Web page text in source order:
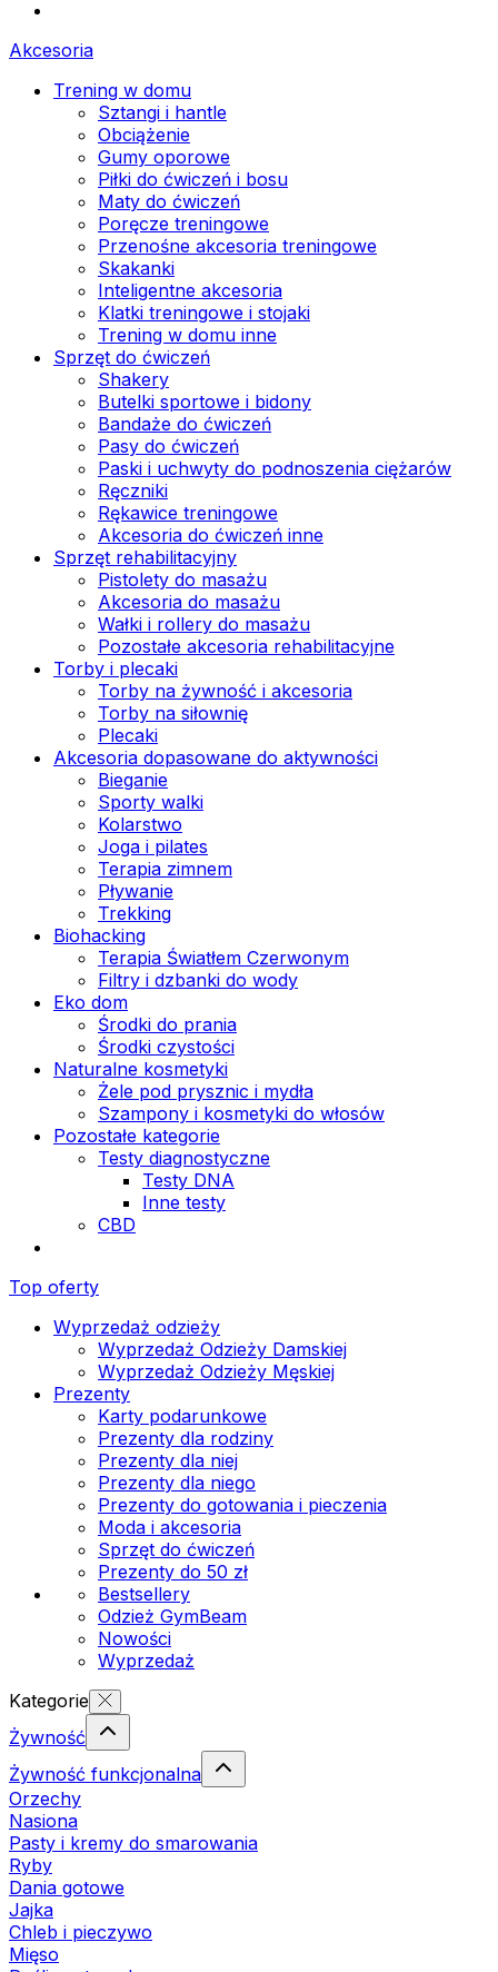
Akcesoria
Trening w domu
Sztangi i hantle
Obciążenie
Gumy oporowe
Piłki do ćwiczeń i bosu
Maty do ćwiczeń
Poręcze treningowe
Przenośne akcesoria treningowe
Skakanki
Inteligentne akcesoria
Klatki treningowe i stojaki
Trening w domu inne
Sprzęt do ćwiczeń
Shakery
Butelki sportowe i bidony
Bandaże do ćwiczeń
Pasy do ćwiczeń
Paski i uchwyty do podnoszenia ciężarów
Ręczniki
Rękawice treningowe
Akcesoria do ćwiczeń inne
Sprzęt rehabilitacyjny
Pistolety do masażu
Akcesoria do masażu
Wałki i rollery do masażu
Pozostałe akcesoria rehabilitacyjne
Torby i plecaki
Torby na żywność i akcesoria
Torby na siłownię
Plecaki
Akcesoria dopasowane do aktywności
Bieganie
Sporty walki
Kolarstwo
Joga i pilates
Terapia zimnem
Pływanie
Trekking
Biohacking
Terapia Światłem Czerwonym
Filtry i dzbanki do wody
Eko dom
Środki do prania
Środki czystości
Naturalne kosmetyki
Żele pod prysznic i mydła
Szampony i kosmetyki do włosów
Pozostałe kategorie
Testy diagnostyczne
Testy DNA
Inne testy
CBD
Top oferty
Wyprzedaż odzieży
Wyprzedaż Odzieży Damskiej
Wyprzedaż Odzieży Męskiej
Prezenty
Karty podarunkowe
Prezenty dla rodziny
Prezenty dla niej
Prezenty dla niego
Prezenty do gotowania i pieczenia
Moda i akcesoria
Sprzęt do ćwiczeń
Prezenty do 50 zł
Bestsellery
Odzież GymBeam
Nowości
Wyprzedaż
Kategorie
Żywność
Żywność funkcjonalna
Orzechy
Nasiona
Pasty i kremy do smarowania
Ryby
Dania gotowe
Jajka
Chleb i pieczywo
Mięso